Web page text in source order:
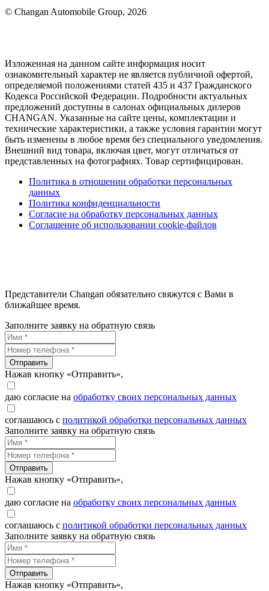
© Changan Automobile Group, 2026
Изложенная на данном сайте информация носит
ознакомительный характер не является публичной офертой,
определяемой положениями статей 435 и 437 Гражданского
Кодекса Российской Федерации. Подробности актуальных
предложений доступны в салонах официальных дилеров
CHANGAN. Указанные на сайте цены, комплектации и
технические характеристики, а также условия гарантии могут
быть изменены в любое время без специального уведомления.
Внешний вид товара, включая цвет, могут отличаться от
представленных на фотографиях. Товар сертифицирован.
Политика в отношении обработки персональных
данных
Политика конфиденциальности
Согласие на обработку персональных данных
Соглашение об использовании cookie-файлов
Представители Changan обязательно свяжутся с Вами в
ближайшее время.
Заполните заявку на обратную связь
Отправить
Нажав кнопку «Отправить»,
даю согласие на обработку своих персональных данных
соглашаюсь с политикой обработки персональных данных
Заполните заявку на обратную связь
Отправить
Нажав кнопку «Отправить»,
даю согласие на обработку своих персональных данных
соглашаюсь с политикой обработки персональных данных
Заполните заявку на обратную связь
Отправить
Нажав кнопку «Отправить»,